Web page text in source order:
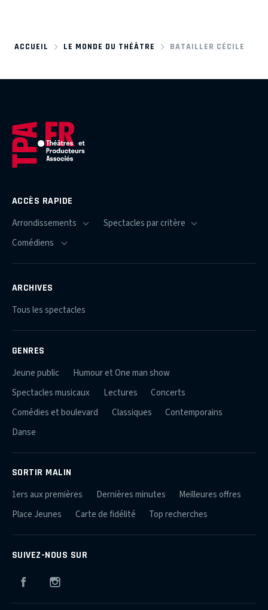
ACCUEIL LE MONDE DU THÉÂTRE BATAILLER CÉCILE
ACCÈS RAPIDE
ARCHIVES
Tous les spectacles
GENRES
Jeune public
Humour et One man show
Spectacles musicaux
Lectures
Concerts
Comédies et boulevard
Classiques
Contemporains
Danse
SORTIR MALIN
1ers aux premières Dernières minutes
Meilleures offres
Place Jeunes
Carte de fidélité Top recherches
SUIVEZ-NOUS SUR
Facebook